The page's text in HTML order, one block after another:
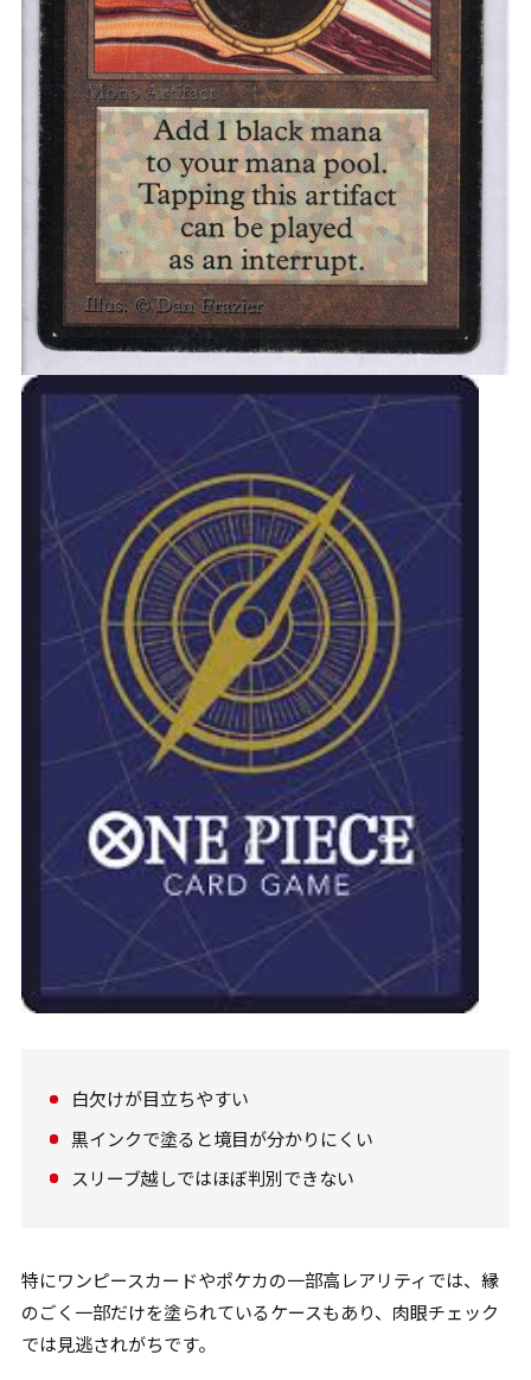
白欠けが目立ちやすい
黒インクで塗ると境目が分かりにくい
スリーブ越しではほぼ判別できない
特にワンピースカードやポケカの一部高レアリティでは、縁
のごく一部だけを塗られているケースもあり、肉眼チェック
では見逃されがちです。